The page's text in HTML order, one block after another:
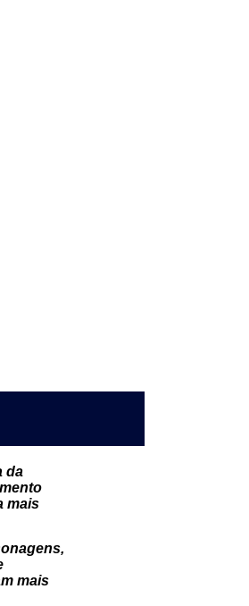
da
mais
mais